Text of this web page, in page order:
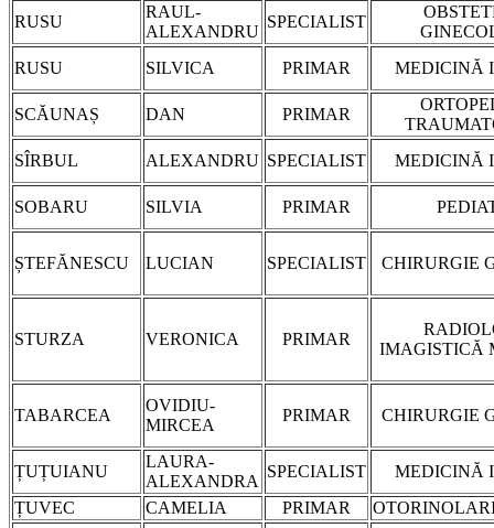
RUSU
RAUL-
ALEXANDRU
SPECIALIST
RUSU
SILVICA PRIMAR MEDICINĂ
SCĂUNAȘ DAN PRIMAR
SÎRBUL
ALEXANDRU SPECIALIST MEDICINĂ
SOBARU SILVIA PRIMAR
ȘTEFĂNESCU LUCIAN SPECIALIST CHIRURGIE
STURZA VERONICA PRIMAR
IMAGISTICĂ
TABARCEA
OVIDIU-
MIRCEA
PRIMAR CHIRURGIE
ȚUȚUIANU
LAURA-
ALEXANDRA
SPECIALIST
MEDICINĂ
ȚUVEC
CAMELIA PRIMAR